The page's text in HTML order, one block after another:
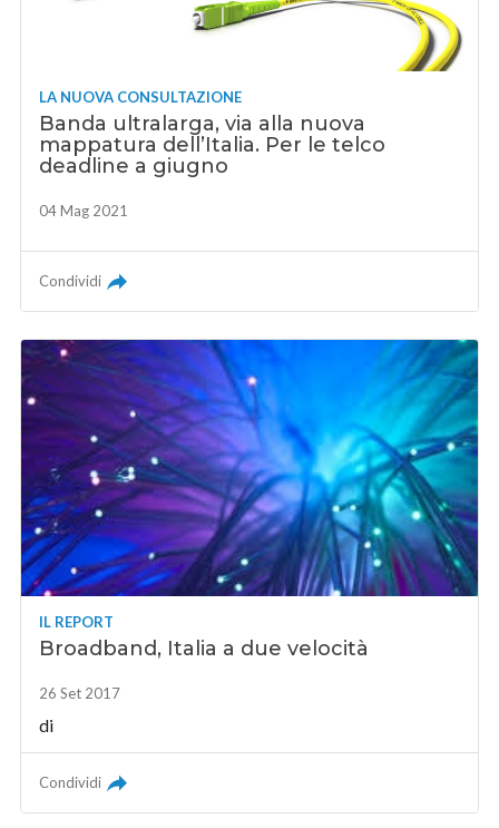
LA NUOVA CONSULTAZIONE
Banda ultralarga, via alla nuova
mappatura dell’Italia. Per le telco
deadline a giugno
04 Mag 2021
Condividi
IL REPORT
Broadband, Italia a due velocità
26 Set 2017
di
Condividi